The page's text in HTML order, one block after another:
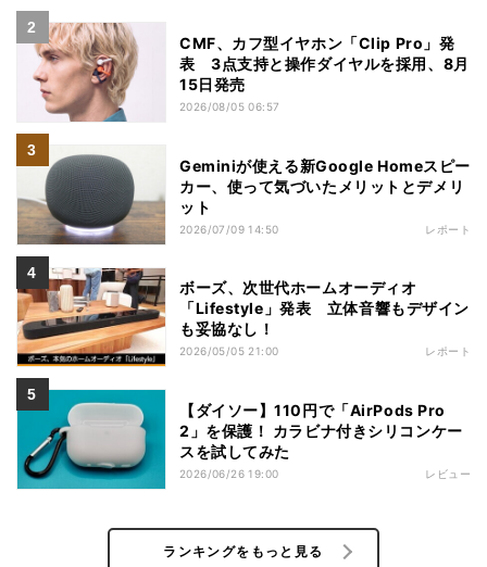
CMF、カフ型イヤホン「Clip Pro」発
表 3点支持と操作ダイヤルを採用、8月
15日発売
2026/08/05 06:57
Geminiが使える新Google Homeスピー
カー、使って気づいたメリットとデメリ
ット
2026/07/09 14:50 レポート
ボーズ、次世代ホームオーディオ
「Lifestyle」発表 立体音響もデザイン
も妥協なし！
2026/05/05 21:00 レポート
【ダイソー】110円で「AirPods Pro
2」を保護！ カラビナ付きシリコンケー
スを試してみた
2026/06/26 19:00 レビュー
ランキングをもっと見る